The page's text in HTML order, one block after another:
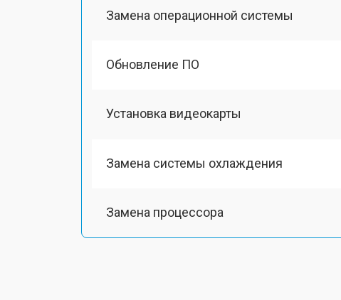
Замена операционной системы
Обновление ПО
Установка видеокарты
Замена системы охлаждения
Замена процессора